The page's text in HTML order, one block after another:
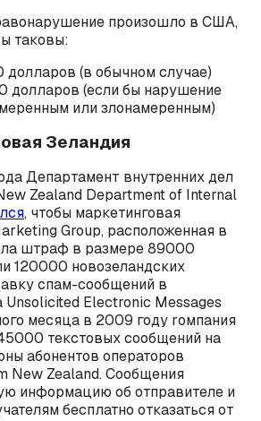
произошло в США,
таковы:
долларов (в обычном случае)
долларов (если бы нарушение
или злонамеренным)
Зеландия
Департамент внутренних дел
Zealand Department of Internal
, чтобы маркетинговая
Group, расположенная в
штраф в размере 89000
120000 новозеландских
спам-сообщений в
Unsolicited Electronic Messages
месяца в 2009 году rомпания
текстовых сообщений на
абонентов операторов
New Zealand. Сообщения
информацию об отправителе и
бесплатно отказаться от